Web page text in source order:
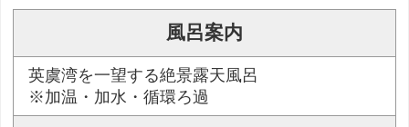
風呂案内
英虞湾を一望する絶景露天風呂
※加温・加水・循環ろ過